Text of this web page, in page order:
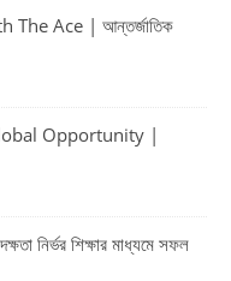
Ace | আন্তর্জাতিক
Opportunity |
শিক্ষার মাধ্যমে সফল